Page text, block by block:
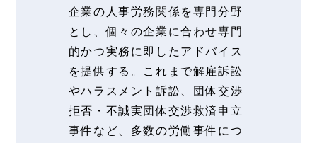
企業の人事労務関係を専門分野
とし、個々の企業に合わせ専門
的かつ実務に即したアドバイス
を提供する。これまで解雇訴訟
やハラスメント訴訟、団体交渉
拒否・不誠実団体交渉救済申立
事件など、多数の労働事件につ